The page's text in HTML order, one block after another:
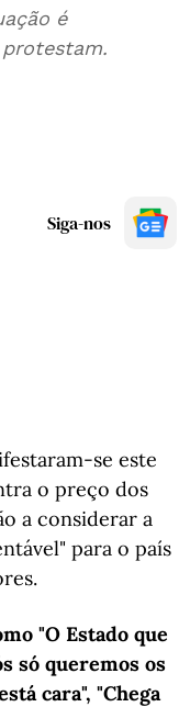
é
Siga-nos
se este
o preço dos
a considerar a
para o país
"O Estado que
só queremos os
cara", "Chega